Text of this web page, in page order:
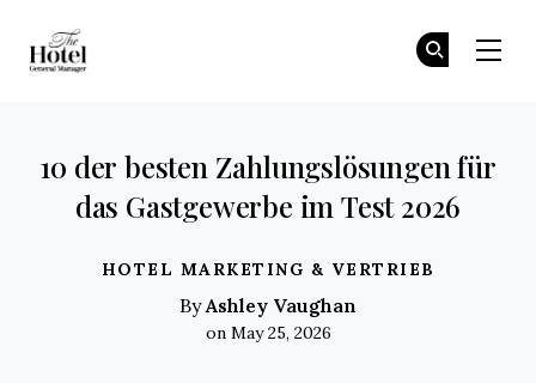
HOTEL MARKETING & VERTRIEB
10 der besten Zahlungs­lösungen für
das Gastgewerbe im Test 2026
ByAshley Vaughan
on May 25, 2026